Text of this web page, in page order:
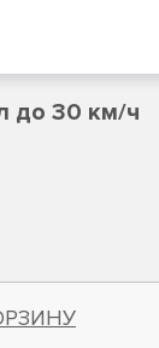
до 30 км/ч